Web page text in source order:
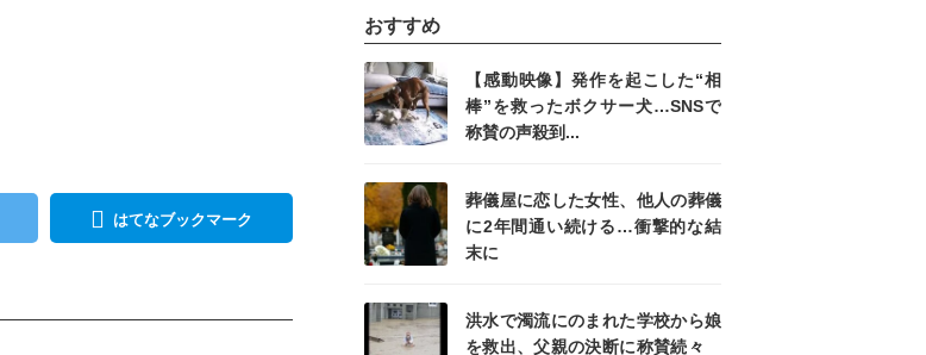
はてなブックマーク
おすすめ
【感動映像】発作を起こした“相
棒”を救ったボクサー犬…SNSで
称賛の声殺到...
葬儀屋に恋した女性、他人の葬儀
に2年間通い続ける…衝撃的な結
末に
洪水で濁流にのまれた学校から娘
を救出、父親の決断に称賛続々